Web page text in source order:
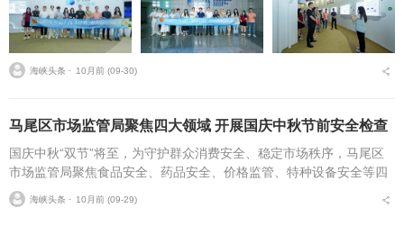
海峡头条 ⋅ 10月前 (09-30)
马尾区市场监管局聚焦四大领域 开展国庆中秋节前安全检查
国庆中秋“双节”将至，为守护群众消费安全、稳定市场秩序，马尾区
市场监管局聚焦食品安全、药品安全、价格监管、特种设备安全等四
大关键领域，开展节前专项检查，以“综合查一次”联合执法检查机制
筑牢节日安全防线...
海峡头条 ⋅ 10月前 (09-29)